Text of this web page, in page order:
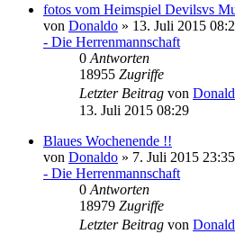
fotos vom Heimspiel Devilsvs
von Donaldo » 13. Juli 2015
- Die Herrenmannschaft
0 Antworten
18955 Zugriffe
Letzter Beitrag von
13. Juli 2015 08:29
Blaues Wochenende !!
von Donaldo » 7. Juli 2015
- Die Herrenmannschaft
0 Antworten
18979 Zugriffe
Letzter Beitrag von